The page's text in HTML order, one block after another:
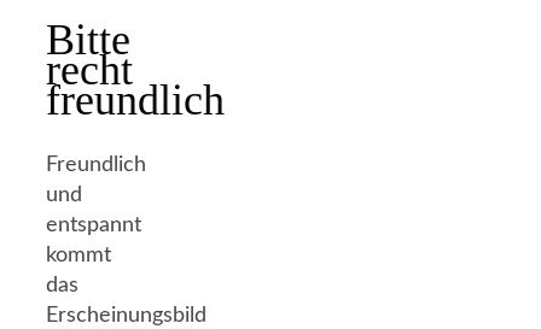
Bitte
recht
freundlich
Freundlich
und
entspannt
kommt
das
Erscheinungsbild